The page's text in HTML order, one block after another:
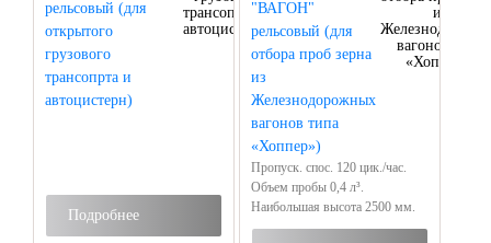
трансопрта и
автоцистерн)
Подробнее
из
вагонов типа
«Хоппер»)
Пропуск. спос. 120 цик./час.
Объем пробы 0,4 л³.
Наибольшая высота 2500 мм.